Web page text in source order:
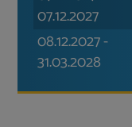
07.12.2027
08.12.2027-
31.03.2028